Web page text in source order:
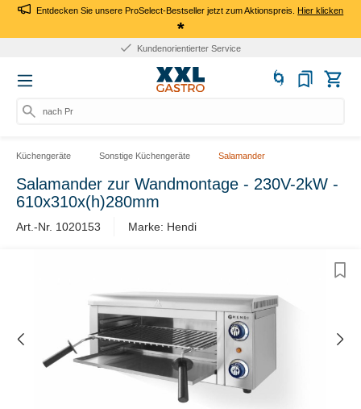
Entdecken Sie unsere ProSelect-Bestseller jetzt zum Aktionspreis.Hier klicken
*
Kundenorientierter Service
nach Prod
Küchengeräte Sonstige Küchengeräte Salamander
Salamander zur Wandmontage - 230V-2kW -
610x310x(h)280mm
Art.-Nr. 1020153 Marke: Hendi